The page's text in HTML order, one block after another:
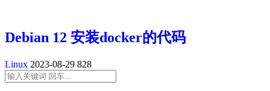
Debian 12 安装docker的代码
Linux 2023-08-29 828